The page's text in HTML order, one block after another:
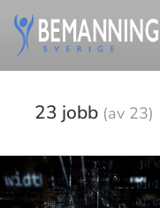
23 jobb (av 23)